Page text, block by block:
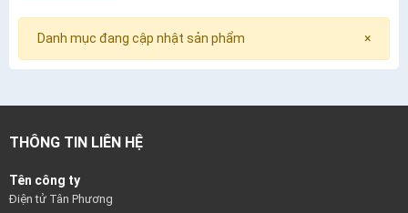
×
Danh mục đang cập nhật sản phẩm
THÔNG TIN LIÊN HỆ
Tên công ty
Điện tử Tân Phương